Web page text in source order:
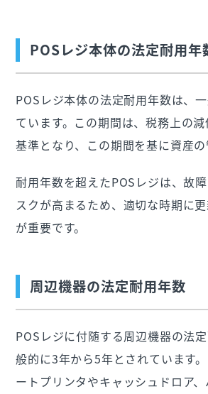
POSレジ本体の法定耐用年
POSレジ本体の法定耐用年数は、
ています。この期間は、税務上の
基準となり、この期間を基に資産の
耐用年数を超えたPOSレジは、故
スクが高まるため、適切な時期に
が重要です。
周辺機器の法定耐用年数
POSレジに付随する周辺機器の法
般的に3年から5年とされています
ートプリンタやキャッシュドロア